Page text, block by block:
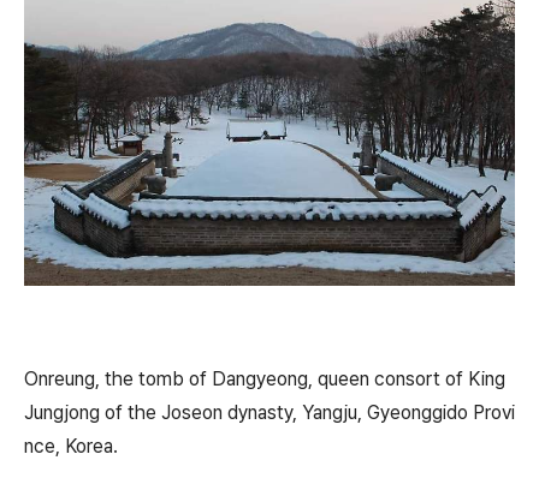
Onreung, the tomb of Dangyeong, queen consort of King
Jungjong of the Joseon dynasty, Yangju, Gyeonggido Provi
nce, Korea.